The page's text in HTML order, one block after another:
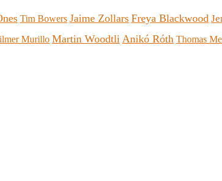
Tim Bowers Jaime Zollars Freya Blackwood
Murillo Martin Woodtli Anikó Róth Thomas